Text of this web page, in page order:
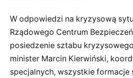
W odpowiedzi na kryzysową
Rządowego Centrum
posiedzenie sztabu
minister Marcin Kierwiński,
specjalnych, wszystkie formacje